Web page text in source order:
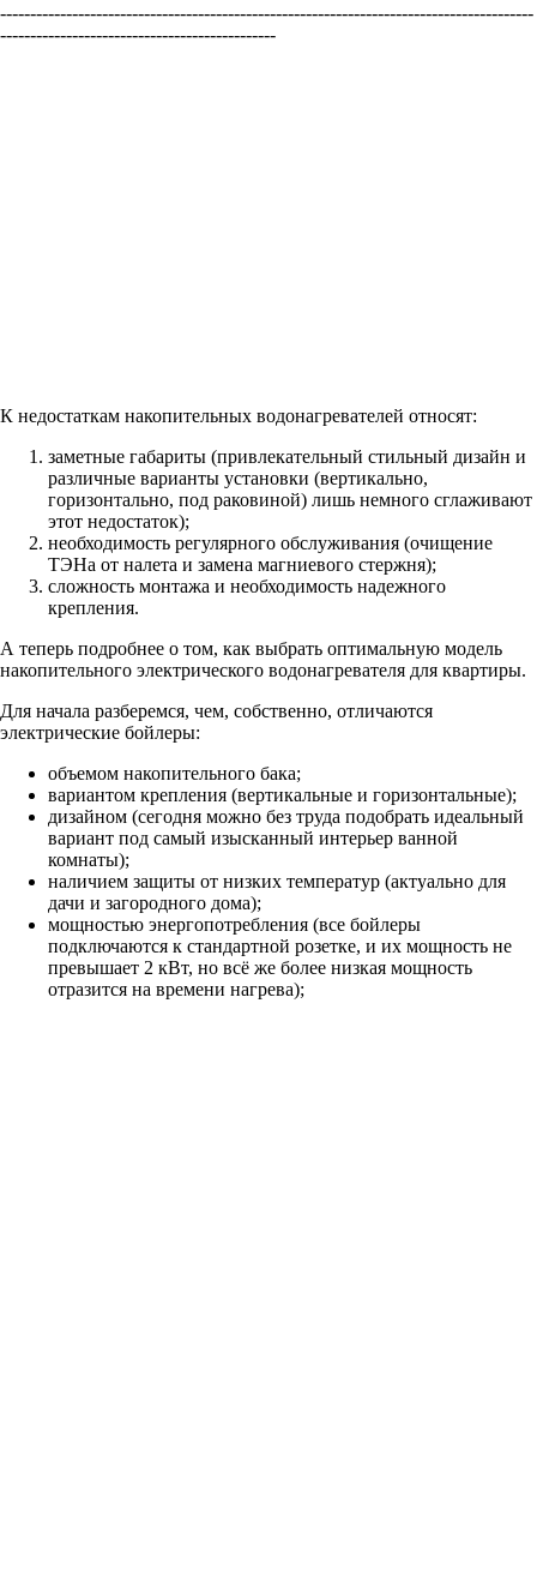
-----------------------------------------------------------------------------------------
----------------------------------------------
К недостаткам накопительных водонагревателей относят:
заметные габариты (привлекательный стильный дизайн и
различные варианты установки (вертикально,
горизонтально, под раковиной) лишь немного сглаживают
этот недостаток);
необходимость регулярного обслуживания (очищение
ТЭНа от налета и замена магниевого стержня);
сложность монтажа и необходимость надежного
крепления.
А теперь подробнее о том, как выбрать оптимальную модель
накопительного электрического водонагревателя для квартиры.
Для начала разберемся, чем, собственно, отличаются
электрические бойлеры:
объемом накопительного бака;
вариантом крепления (вертикальные и горизонтальные);
дизайном (сегодня можно без труда подобрать идеальный
вариант под самый изысканный интерьер ванной
комнаты);
наличием защиты от низких температур (актуально для
дачи и загородного дома);
мощностью энергопотребления (все бойлеры
подключаются к стандартной розетке, и их мощность не
превышает 2 кВт, но всё же более низкая мощность
отразится на времени нагрева);